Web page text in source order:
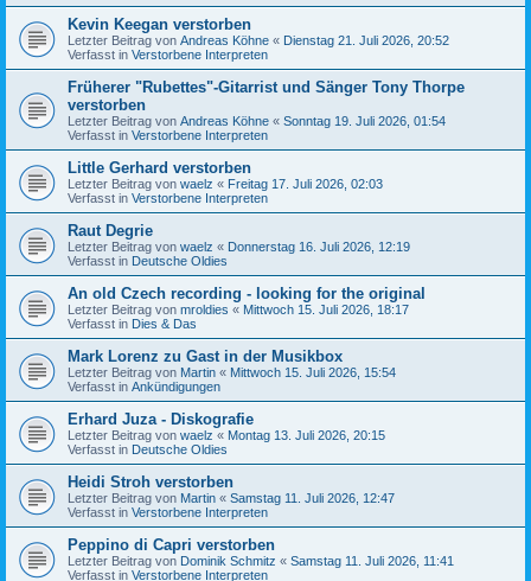
Kevin Keegan verstorben
Letzter Beitrag von Andreas Köhne « Dienstag 21. Juli 2026, 20:52
Verfasst in Verstorbene Interpreten
Früherer "Rubettes"-Gitarrist und Sänger Tony Thorpe
verstorben
Letzter Beitrag von Andreas Köhne « Sonntag 19. Juli 2026, 01:54
Verfasst in Verstorbene Interpreten
Little Gerhard verstorben
Letzter Beitrag von waelz « Freitag 17. Juli 2026, 02:03
Verfasst in Verstorbene Interpreten
Raut Degrie
Letzter Beitrag von waelz « Donnerstag 16. Juli 2026, 12:19
Verfasst in Deutsche Oldies
An old Czech recording - looking for the original
Letzter Beitrag von mroldies « Mittwoch 15. Juli 2026, 18:17
Verfasst in Dies & Das
Mark Lorenz zu Gast in der Musikbox
Letzter Beitrag von Martin « Mittwoch 15. Juli 2026, 15:54
Verfasst in Ankündigungen
Erhard Juza - Diskografie
Letzter Beitrag von waelz « Montag 13. Juli 2026, 20:15
Verfasst in Deutsche Oldies
Heidi Stroh verstorben
Letzter Beitrag von Martin « Samstag 11. Juli 2026, 12:47
Verfasst in Verstorbene Interpreten
Peppino di Capri verstorben
Letzter Beitrag von Dominik Schmitz « Samstag 11. Juli 2026, 11:41
Verfasst in Verstorbene Interpreten